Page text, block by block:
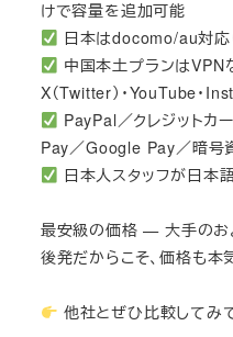
けで容量を追加可能
日本はdocomo/au対応
中国本土プランはVPN
X（Twitter）・YouTube・
PayPal／クレジットカ
Pay／Google Pay／暗号
日本人スタッフが日本
最安級の価格 — 大手のお
後発だからこそ、価格も本
他社とぜひ比較してみ